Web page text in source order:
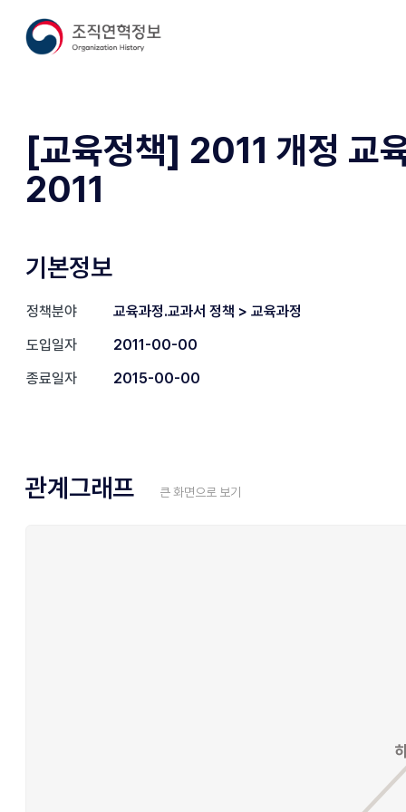
[교육정책] 2011 개정 교
2011
기본정보
정책분야
교육과정.교과서 정책 > 교육과정
도입일자
2011-00-00
종료일자
2015-00-00
관계그래프 큰 화면으로 보기